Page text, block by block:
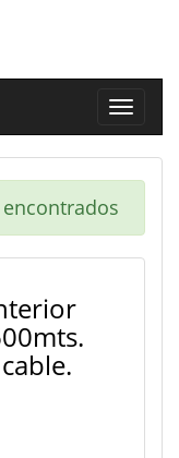
Toggle
encontrados